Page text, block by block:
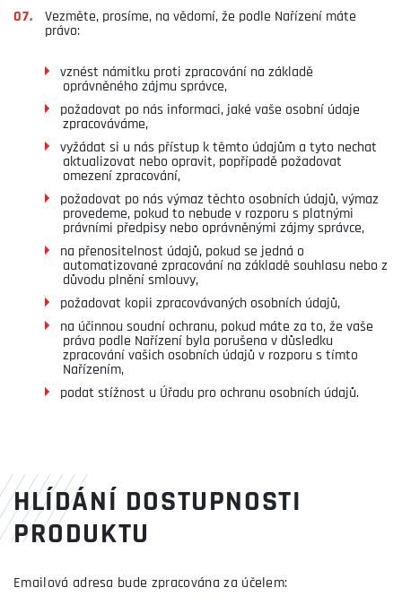
Vezměte, prosíme, na vědomí, že podle Nařízení máte
právo:
vznést námitku proti zpracování na základě
oprávněného zájmu správce,
požadovat po nás informaci, jaké vaše osobní údaje
zpracováváme,
vyžádat si u nás přístup k těmto údajům a tyto nechat
aktualizovat nebo opravit, popřípadě požadovat
omezení zpracování,
požadovat po nás výmaz těchto osobních údajů, výmaz
provedeme, pokud to nebude v rozporu s platnými
právními předpisy nebo oprávněnými zájmy správce,
na přenositelnost údajů, pokud se jedná o
automatizované zpracování na základě souhlasu nebo z
důvodu plnění smlouvy,
požadovat kopii zpracovávaných osobních údajů,
na účinnou soudní ochranu, pokud máte za to, že vaše
práva podle Nařízení byla porušena v důsledku
zpracování vašich osobních údajů v rozporu s tímto
Nařízením,
podat stížnost u Úřadu pro ochranu osobních údajů.
HLÍDÁNÍ DOSTUPNOSTI
PRODUKTU
Emailová adresa bude zpracována za účelem: